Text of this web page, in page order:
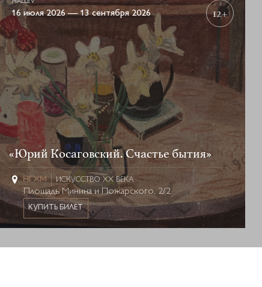
MALLEV
16 июля 2026 — 13 сентября 2026 12+
«Юрий Косаговский. Счастье бытия»
ИСКУССТВО XX ВЕКА
Площадь Минина и Пожарского, 2/2
КУПИТЬ БИЛЕТ